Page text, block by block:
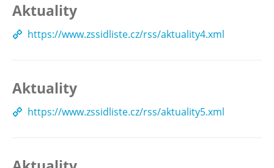
Aktuality
https://www.zssidliste.cz/rss/aktuality4.xml
Aktuality
https://www.zssidliste.cz/rss/aktuality5.xml